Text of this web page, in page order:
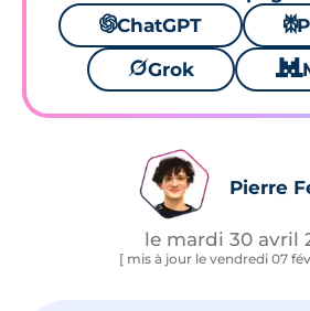
🌌ChatGPT ⚙
🪐Grok 🐱
Pierre
le mardi 30 avril
[ mis à jour le vendredi 07